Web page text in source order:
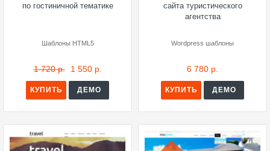
по гостиничной тематике
Шаблоны HTML5
1 720 р. 1 550 р.
КУПИТЬ ДЕМО
сайта туристического
агентства
Wordpress шаблоны
6 780 р.
КУПИТЬ ДЕМО